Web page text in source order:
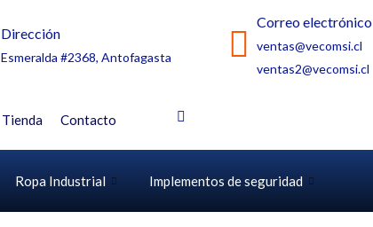
Dirección
Esmeralda #2368, Antofagasta
Correo electrónico
ventas@vecomsi.cl
ventas2@vecomsi.cl
Tienda Contacto
Ropa Industrial Implementos de seguridad